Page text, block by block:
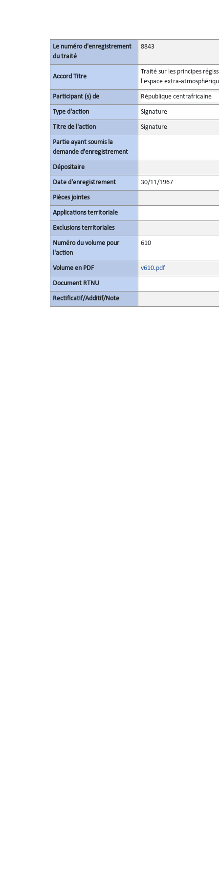
Le numéro d'enregistrement
du traité
8843
Accord Titre
Traité sur les principes
l'espace extra-
Participant (s) de République centrafricaine
Type d'action Signature
Titre de l'action Signature
Partie ayant soumis la
demande d’enregistrement
Dépositaire
Date d'enregistrement 30/11/1967
Pièces jointes
Applications territoriale
Exclusions territoriales
Numéro du volume pour
l'action
610
Volume en PDF v610.pdf
Document RTNU
Rectificatif/Additif/Note